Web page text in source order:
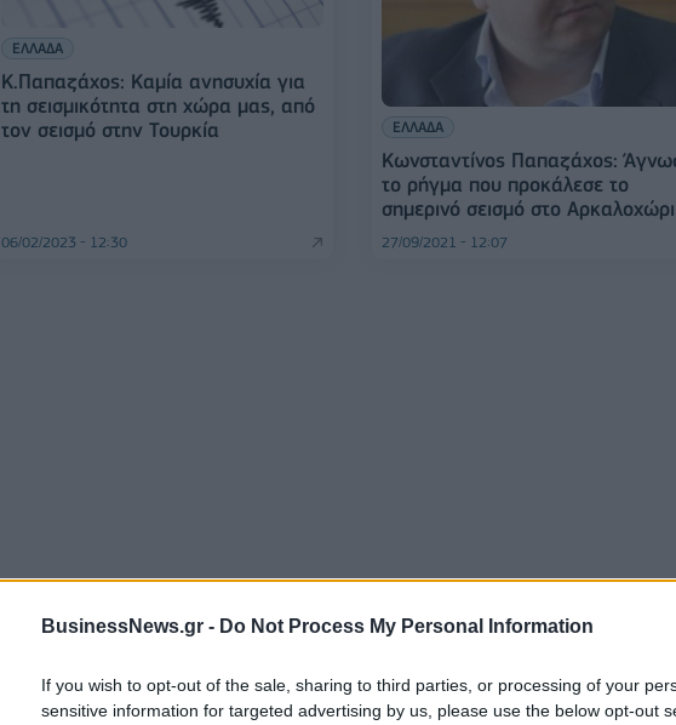
BusinessNews.gr - Do Not Process My Personal Information
If you wish to opt-out of the sale, sharing to third parties, or processing of your
sensitive information for targeted advertising by us, please use the below opt-out
ΕΛΛΑΔΑ
Κ.Παπαζάχος: Kαμία ανησυχία για
τη σεισμικότητα στη χώρα μας, από
τον σεισμό στην Τουρκία
06/02/2023 - 12:30
ΕΛΛΑΔΑ
Κωνσταντίνος Παπαζάχος:
το ρήγμα που προκάλεσε το
σημερινό σεισμό στο Αρκαλοχώρι
27/09/2021 - 12:07